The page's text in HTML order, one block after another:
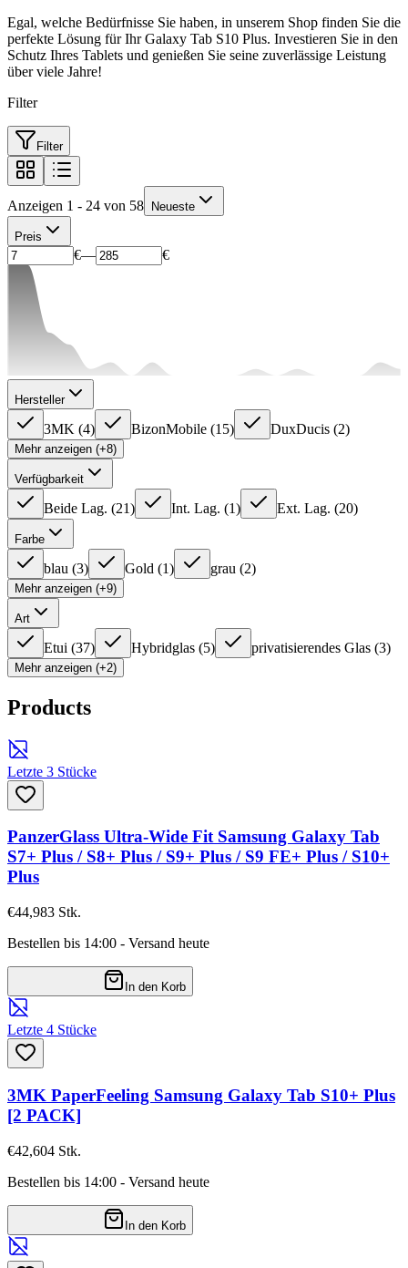
Egal, welche Bedürfnisse Sie haben, in unserem Shop finden Sie die
perfekte Lösung für Ihr Galaxy Tab S10 Plus. Investieren Sie in den
Schutz Ihres Tablets und genießen Sie seine zuverlässige Leistung
über viele Jahre!
Filter
Filter
Anzeigen 1 - 24 von 58 Neueste
Preis
€— €
Hersteller
3MK (4) BizonMobile (15) DuxDucis (2)
Mehr anzeigen (+8)
Verfügbarkeit
Beide Lag. (21) Int. Lag. (1) Ext. Lag. (20)
Farbe
blau (3) Gold (1) grau (2)
Mehr anzeigen (+9)
Art
Etui (37) Hybridglas (5) privatisierendes Glas (3)
Mehr anzeigen (+2)
Products
Letzte 3 Stücke
PanzerGlass Ultra-Wide Fit Samsung Galaxy Tab
S7+ Plus / S8+ Plus / S9+ Plus / S9 FE+ Plus / S10+
Plus
€44,983 Stk.
Bestellen bis 14:00 - Versand heute
In den Korb
Letzte 4 Stücke
3MK PaperFeeling Samsung Galaxy Tab S10+ Plus
[2 PACK]
€42,604 Stk.
Bestellen bis 14:00 - Versand heute
In den Korb